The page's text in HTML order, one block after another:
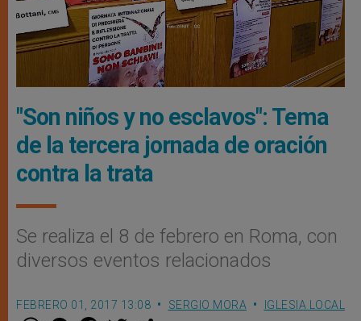
"Son niños y no esclavos": Tema
de la tercera jornada de oración
contra la trata
Se realiza el 8 de febrero en Roma, con
diversos eventos relacionados
FEBRERO 01, 2017 13:08 SERGIO MORA IGLESIA LOCAL